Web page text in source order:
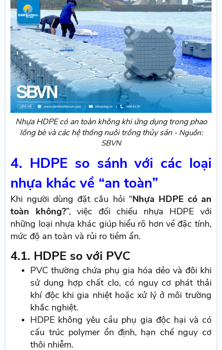
Nhựa HDPE có an toàn không khi ứng dụng trong phao
lồng bè và các hệ thống nuôi trồng thủy sản- Nguồn:
SBVN
4. HDPE so sánh với các loại
nhựa khác về “an toàn”
Khi người dùng đặt câu hỏi “Nhựa HDPE có an
toàn không?”, việc đối chiếu nhựa HDPE với
những loại nhựa khác giúp hiểu rõ hơn về đặc tính,
mức độ an toàn và rủi ro tiềm ẩn.
4.1. HDPE so với PVC
PVC thường chứa phụ gia hóa dẻo và đôi khi
sử dụng hợp chất clo, có nguy cơ phát thải
khí độc khi gia nhiệt hoặc xử lý ở môi trường
khắc nghiệt.
HDPE không yêu cầu phụ gia độc hại và có
cấu trúc polymer ổn định, hạn chế nguy cơ
thôi nhiễm.